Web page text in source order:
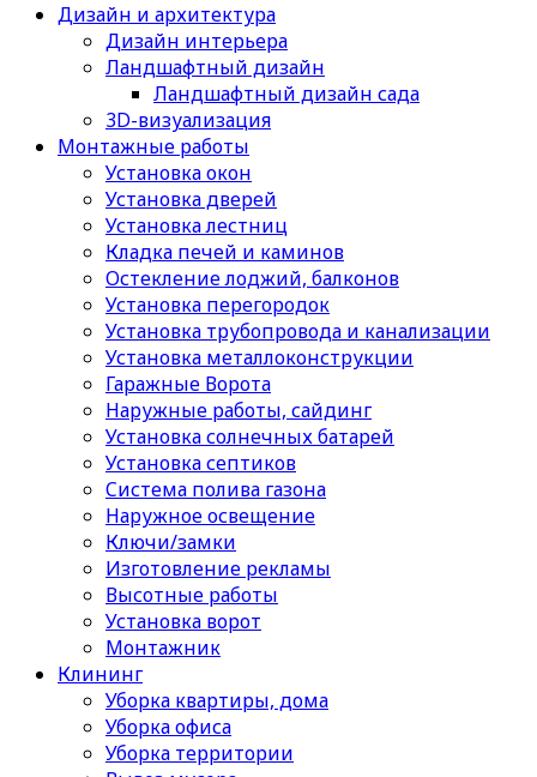
Дизайн и архитектура
Дизайн интерьера
Ландшафтный дизайн
Ландшафтный дизайн сада
3D-визуализация
Монтажные работы
Установка окон
Установка дверей
Установка лестниц
Кладка печей и каминов
Остекление лоджий, балконов
Установка перегородок
Установка трубопровода и канализации
Установка металлоконструкции
Гаражные Ворота
Наружные работы, сайдинг
Установка солнечных батарей
Установка септиков
Cистема полива газона
Наружное освещение
Ключи/замки
Изготовление рекламы
Высотные работы
Установка ворот
Монтажник
Клининг
Уборка квартиры, дома
Уборка офиса
Уборка территории